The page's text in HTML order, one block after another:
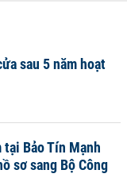
sau 5 năm hoạt
Bảo Tín Mạnh
sơ sang Bộ Công